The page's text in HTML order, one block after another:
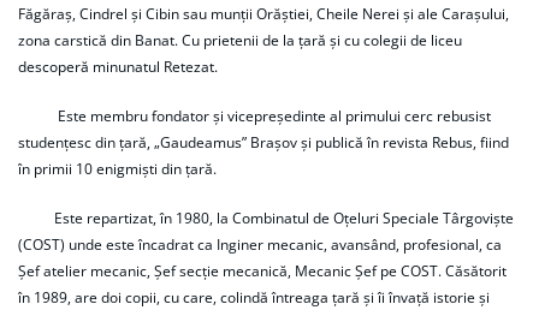
Făgăraș, Cindrel și Cibin sau munții Orăștiei, Cheile Nerei și ale Carașului,
zona carstică din Banat. Cu prietenii de la țară și cu colegii de liceu
descoperă minunatul Retezat.
Este membru fondator și vicepreședinte al primului cerc rebusist
studențesc din țară, „Gaudeamus” Brașov și publică în revista Rebus, fiind
în primii 10 enigmiști din țară.
Este repartizat, în 1980, la Combinatul de Oțeluri Speciale Târgoviște
(COST) unde este încadrat ca Inginer mecanic, avansând, profesional, ca
Șef atelier mecanic, Șef secție mecanică, Mecanic Șef pe COST. Căsătorit
în 1989, are doi copii, cu care, colindă întreaga țară și îi învață istorie și